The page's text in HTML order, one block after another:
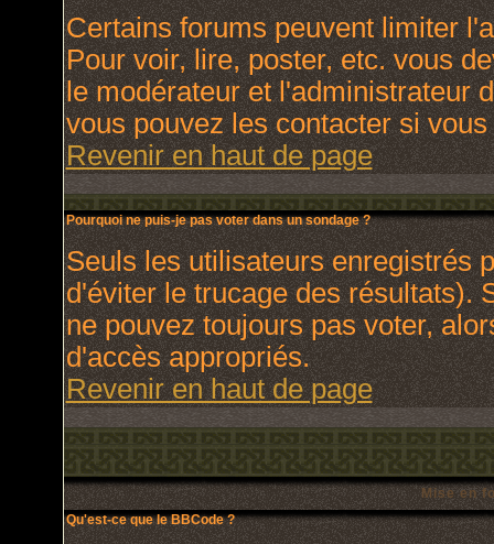
Certains forums peuvent limiter
Pour voir, lire, poster, etc. vous
le modérateur et l'administrateur
vous pouvez les contacter si
Revenir en haut de page
Pourquoi ne puis-je pas voter dans un sondage ?
Seuls les utilisateurs enregistrés
d'éviter le trucage des résultats).
ne pouvez toujours pas voter,
d'accès appropriés.
Revenir en haut de page
Mise en
Qu'est-ce que le BBCode ?